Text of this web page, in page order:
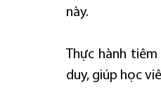
này.
Thực hành
duy, giúp học